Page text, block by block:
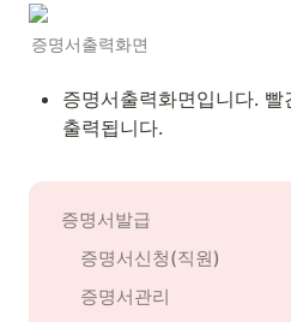
증명서출력화면
증명서출력화면입니다.
출력됩니다.
증명서발급
증명서신청(직원)
증명서관리